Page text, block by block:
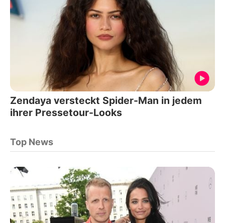
Zendaya versteckt Spider-Man in jedem
ihrer Pressetour-Looks
Top News